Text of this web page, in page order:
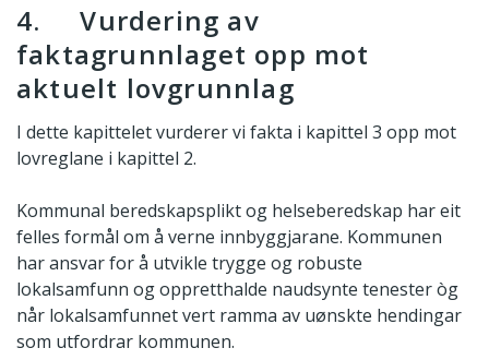
4. Vurdering av
faktagrunnlaget opp mot
aktuelt lovgrunnlag
I dette kapittelet vurderer vi fakta i kapittel 3 opp mot
lovreglane i kapittel 2.
Kommunal beredskapsplikt og helseberedskap har eit
felles formål om å verne innbyggjarane. Kommunen
har ansvar for å utvikle trygge og robuste
lokalsamfunn og oppretthalde naudsynte tenester òg
når lokalsamfunnet vert ramma av uønskte hendingar
som utfordrar kommunen.